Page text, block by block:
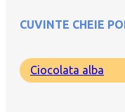
CUVINTE CHEIE
Ciocolata alba